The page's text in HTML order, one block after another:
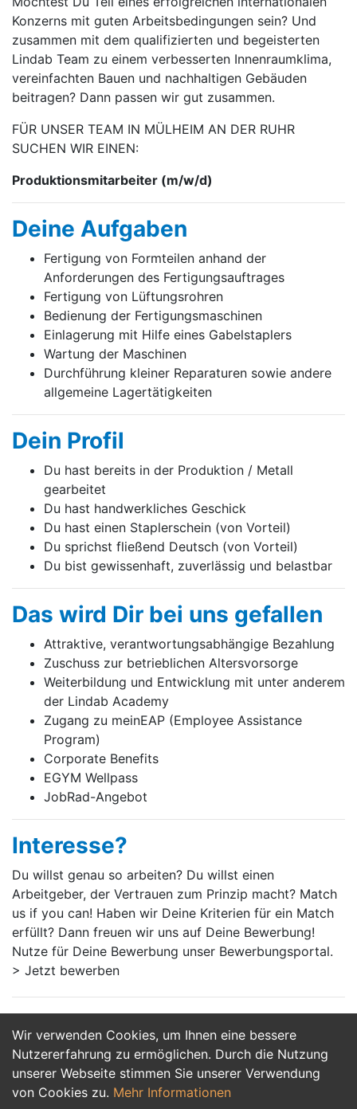
Wir verwenden Cookies, um Ihnen eine bessere
Nutzererfahrung zu ermöglichen. Durch die Nutzung
unserer Webseite stimmen Sie unserer Verwendung
von Cookies zu. Mehr Informationen
Konzerns mit guten Arbeitsbedingungen sein? Und
zusammen mit dem qualifizierten und begeisterten
Lindab Team zu einem verbesserten Innenraumklima,
vereinfachten Bauen und nachhaltigen Gebäuden
beitragen? Dann passen wir gut zusammen.
FÜR UNSER TEAM IN MÜLHEIM AN DER RUHR
SUCHEN WIR EINEN:
Produktions­mitarbeiter (m/w/d)
Deine Aufgaben
Fertigung von Formteilen anhand der
Anforderungen des Fertigungsauftrages
Fertigung von Lüftungsrohren
Bedienung der Fertigungsmaschinen
Einlagerung mit Hilfe eines Gabelstaplers
Wartung der Maschinen
Durchführung kleiner Reparaturen sowie andere
allgemeine Lagertätigkeiten
Dein Profil
Du hast bereits in der Produktion / Metall
gearbeitet
Du hast handwerkliches Geschick
Du hast einen Staplerschein (von Vorteil)
Du sprichst fließend Deutsch (von Vorteil)
Du bist gewissenhaft, zuverlässig und belastbar
Das wird Dir bei uns gefallen
Attraktive, verantwortungsabhängige Bezahlung
Zuschuss zur betrieblichen Altersvorsorge
Weiterbildung und Entwicklung mit unter anderem
der Lindab Academy
Zugang zu meinEAP (Employee Assistance
Program)
Corporate Benefits
EGYM Wellpass
JobRad-Angebot
Interesse?
Du willst genau so arbeiten? Du willst einen
Arbeitgeber, der Vertrauen zum Prinzip macht? Match
us if you can! Haben wir Deine Kriterien für ein Match
erfüllt? Dann freuen wir uns auf Deine Bewerbung!
Nutze für Deine Bewerbung unser Bewerbungsportal.
> Jetzt bewerben
Jetzt Bewerben